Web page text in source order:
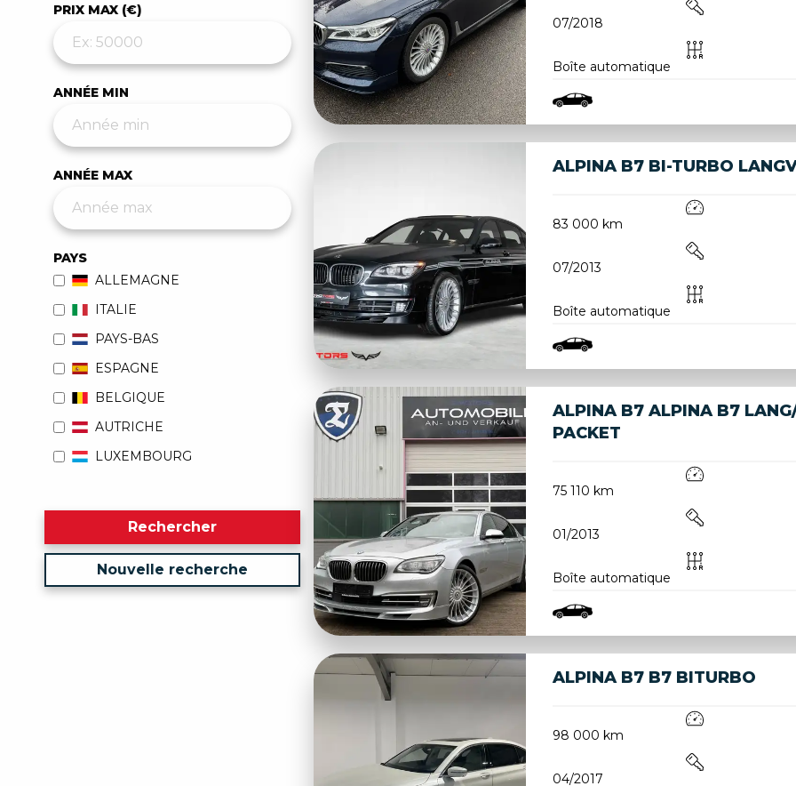
PRIX MAX (€)
ANNÉE MIN
ANNÉE MAX
PAYS
ALLEMAGNE
ITALIE
PAYS-BAS
ESPAGNE
BELGIQUE
AUTRICHE
LUXEMBOURG
Rechercher
Nouvelle recherche
07/2018
Boîte automatique
ALPINA B7 BI-TURBO
83 000 km
07/2013
Boîte automatique
ALPINA B7 ALPINA B7
PACKET
75 110 km
01/2013
Boîte automatique
ALPINA B7 B7 BITURBO
98 000 km
04/2017